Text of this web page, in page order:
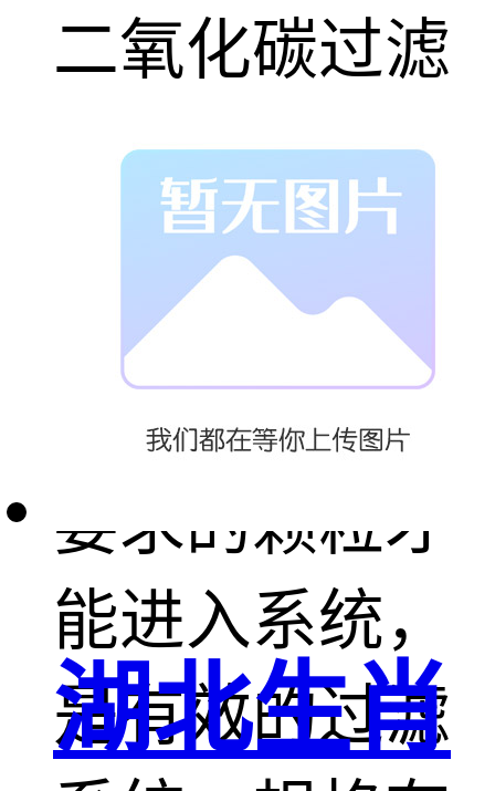
二氧化碳过滤
器结构的滤盘
过滤技术，性
能灵敏，确保
只有粒径小于
要求的颗粒才
能进入系统，
是有效的过滤
湖北生肖